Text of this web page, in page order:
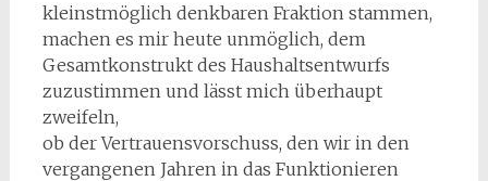
kleinstmöglich denkbaren Fraktion stammen,
machen es mir heute unmöglich, dem
Gesamtkonstrukt des Haushaltsentwurfs
zuzustimmen und lässt mich überhaupt
zweifeln,
ob der Vertrauensvorschuss, den wir in den
vergangenen Jahren in das Funktionieren